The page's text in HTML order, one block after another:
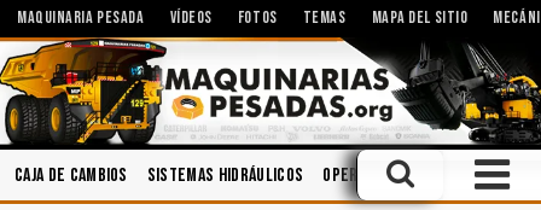
MAQUINARIA PESADA VÍDEOS FOTOS TEMAS MAPA DEL SITIO
Caja de Cambios Sistemas Hidráulicos Operación Topografía